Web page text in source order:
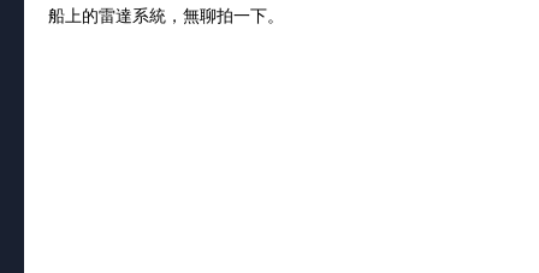
船上的雷達系統，無聊拍一下。